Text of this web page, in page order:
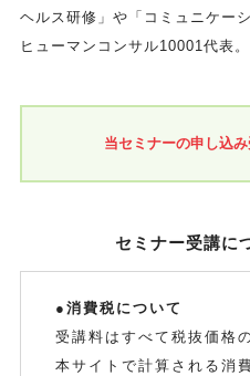
ヘルス研修」や「コミュニケー
ヒューマンコンサル10001代表。
当セミナーの申し込み
セミナー受講に
●消費税について
受講料はすべて税抜価格
本サイトで計算される消